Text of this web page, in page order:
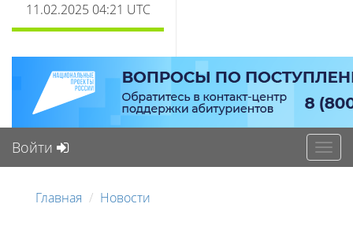
11.02.2025 04:21 UTC
Войти
Главная Новости